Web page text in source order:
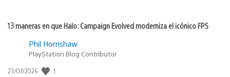
13 maneras en que Halo: Campaign Evolved moderniza el icónico FPS
Phil Hornshaw
PlayStation Blog Contributor
Fecha
23/07/2026 1